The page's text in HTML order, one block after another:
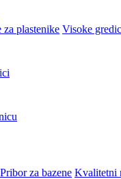
za plastenike Visoke
Pribor za bazene Kvalitetni